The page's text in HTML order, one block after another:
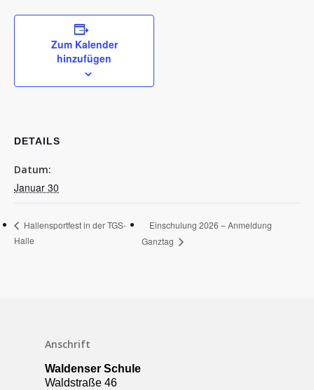
Zum Kalender
hinzufügen
DETAILS
Datum:
Januar 30
Hallensportfest in der TGS-
Halle
Einschulung 2026 – Anmeldung
Ganztag
Anschrift
Waldenser Schule
Waldstraße 46